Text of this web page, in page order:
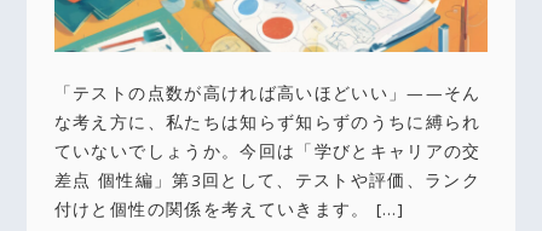
「テストの点数が高ければ高いほどいい」——そん
な考え方に、私たちは知らず知らずのうちに縛られ
ていないでしょうか。今回は「学びとキャリアの交
差点 個性編」第3回として、テストや評価、ランク
付けと個性の関係を考えていきます。 […]